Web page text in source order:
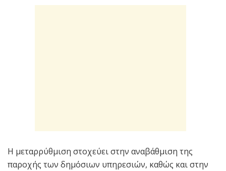
Η μεταρρύθμιση στοχεύει στην αναβάθμιση της
παροχής των δημόσιων υπηρεσιών, καθώς και στην